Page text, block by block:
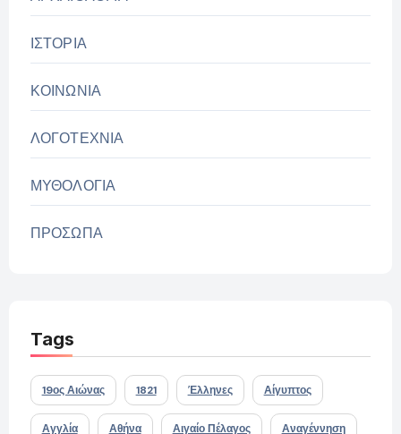
ΙΣΤΟΡΙΑ
ΚΟΙΝΩΝΙΑ
ΛΟΓΟΤΕΧΝΙΑ
ΜΥΘΟΛΟΓΙΑ
ΠΡΟΣΩΠΑ
Tags
19ος Αιώνας 1821 Έλληνες Αίγυπτος
Αγγλία Αθήνα Αιγαίο Πέλαγος Αναγέννηση